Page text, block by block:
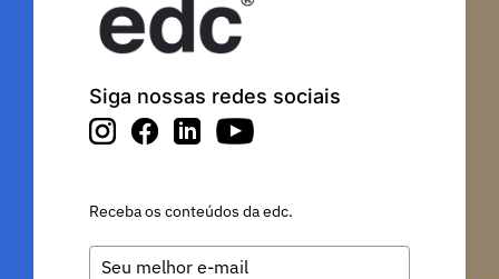
Siga nossas redes sociais
Receba os conteúdos da edc.